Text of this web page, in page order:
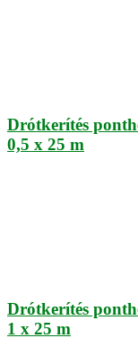
Drótkerítés
0,5 x 25 m
Drótkerítés
1 x 25 m